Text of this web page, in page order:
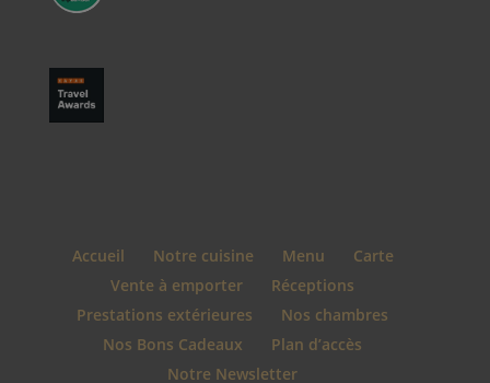
Accueil Notre cuisine Menu
Carte
Vente à emporter
Réceptions
Prestations extérieures
Nos chambres
Nos Bons Cadeaux
Plan d’accès
Notre Newsletter